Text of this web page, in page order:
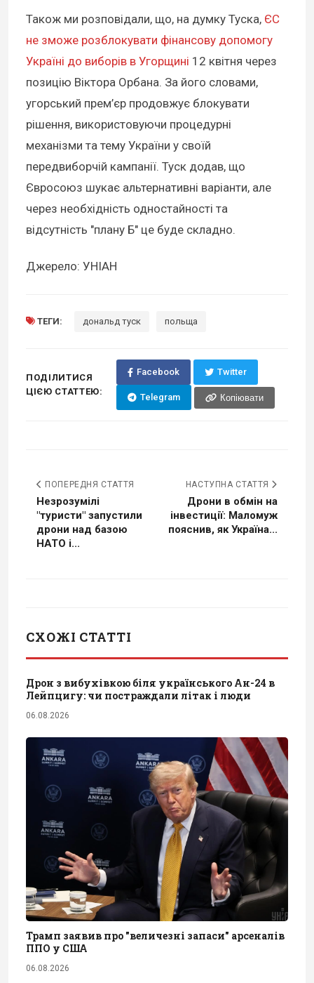
Також ми розповідали, що, на думку Туска, ЄС
не зможе розблокувати фінансову допомогу
Україні до виборів в Угорщині 12 квітня через
позицію Віктора Орбана. За його словами,
угорський прем’єр продовжує блокувати
рішення, використовуючи процедурні
механізми та тему України у своїй
передвиборчій кампанії. Туск додав, що
Євросоюз шукає альтернативні варіанти, але
через необхідність одностайності та
відсутність "плану Б" це буде складно.
Джерело: УНІАН
ТЕГИ: дональд туск польща
ПОДІЛИТИСЯ
ЦІЄЮ СТАТТЕЮ:
Facebook Twitter
Telegram Копіювати
ПОПЕРЕДНЯ СТАТТЯ
Незрозумілі
"туристи" запустили
дрони над базою
НАТО і...
НАСТУПНА СТАТТЯ
Дрони в обмін на
інвестиції: Маломуж
пояснив, як Україна...
СХОЖІ СТАТТІ
Дрон з вибухівкою біля українського Ан-24 в
Лейпцигу: чи постраждали літак і люди
06.08.2026
Трамп заявив про "величезні запаси" арсеналів
ППО у США
06.08.2026